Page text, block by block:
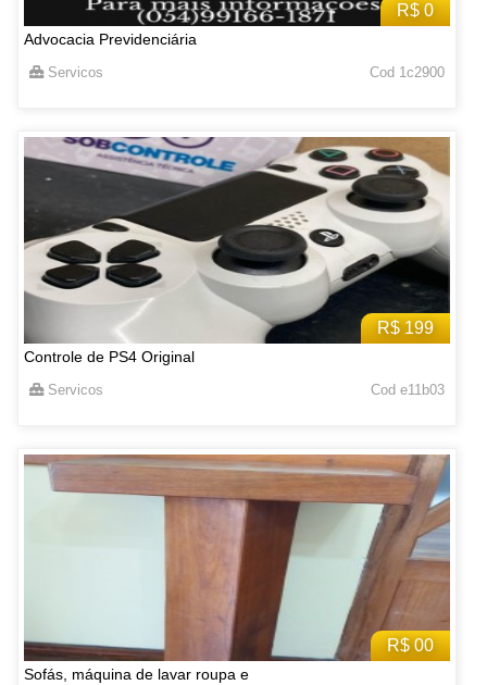
R$ 0
Advocacia Previdenciária
Servicos Cod 1c2900
R$ 199
Controle de PS4 Original
Servicos Cod e11b03
R$ 00
Sofás, máquina de lavar roupa e